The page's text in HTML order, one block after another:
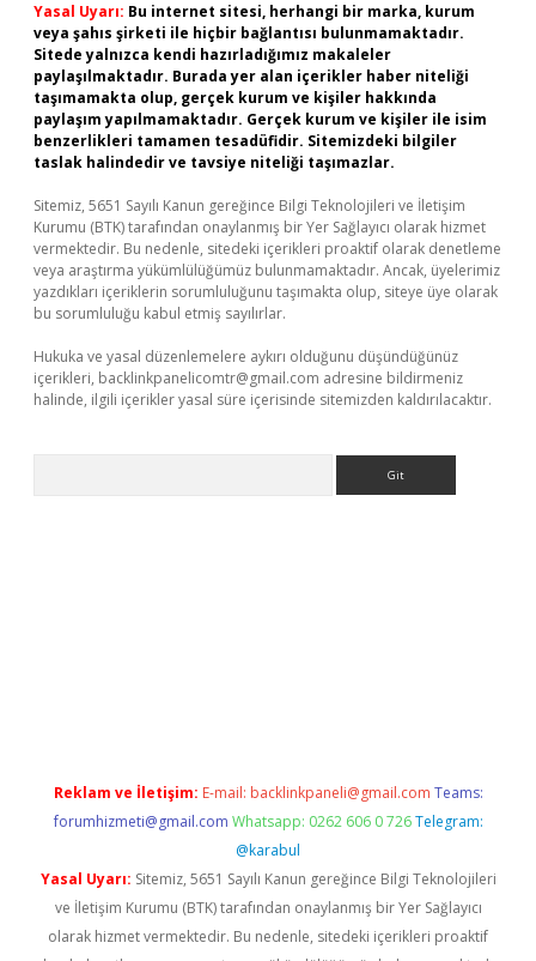
Yasal Uyarı: Bu internet sitesi, herhangi bir marka, kurum
veya şahıs şirketi ile hiçbir bağlantısı bulunmamaktadır.
Sitede yalnızca kendi hazırladığımız makaleler
paylaşılmaktadır. Burada yer alan içerikler haber niteliği
taşımamakta olup, gerçek kurum ve kişiler hakkında
paylaşım yapılmamaktadır. Gerçek kurum ve kişiler ile isim
benzerlikleri tamamen tesadüfidir. Sitemizdeki bilgiler
taslak halindedir ve tavsiye niteliği taşımazlar.
Sitemiz, 5651 Sayılı Kanun gereğince Bilgi Teknolojileri ve İletişim
Kurumu (BTK) tarafından onaylanmış bir Yer Sağlayıcı olarak hizmet
vermektedir. Bu nedenle, sitedeki içerikleri proaktif olarak denetleme
veya araştırma yükümlülüğümüz bulunmamaktadır. Ancak, üyelerimiz
yazdıkları içeriklerin sorumluluğunu taşımakta olup, siteye üye olarak
bu sorumluluğu kabul etmiş sayılırlar.
Hukuka ve yasal düzenlemelere aykırı olduğunu düşündüğünüz
içerikleri, backlinkpanelicomtr@gmail.com adresine bildirmeniz
halinde, ilgili içerikler yasal süre içerisinde sitemizden kaldırılacaktır.
Reklam ve İletişim: E-mail: backlinkpaneli@gmail.com Teams:
forumhizmeti@gmail.com Whatsapp: 0262 606 0 726 Telegram:
@karabul
Yasal Uyarı: Sitemiz, 5651 Sayılı Kanun gereğince Bilgi Teknolojileri
ve İletişim Kurumu (BTK) tarafından onaylanmış bir Yer Sağlayıcı
olarak hizmet vermektedir. Bu nedenle, sitedeki içerikleri proaktif